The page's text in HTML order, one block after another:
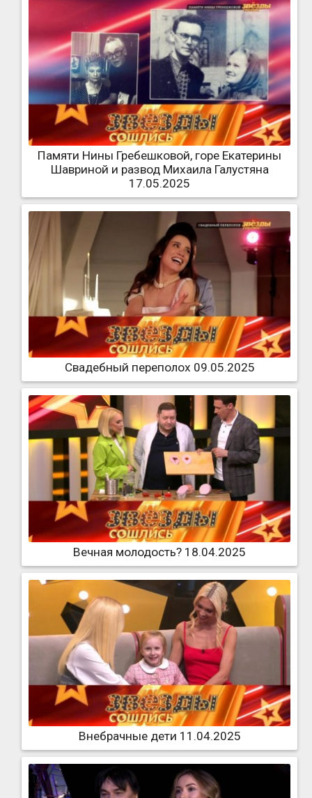
Памяти Нины Гребешковой, горе Екатерины
Шавриной и развод Михаила Галустяна
17.05.2025
Свадебный переполох 09.05.2025
Вечная молодость? 18.04.2025
Внебрачные дети 11.04.2025